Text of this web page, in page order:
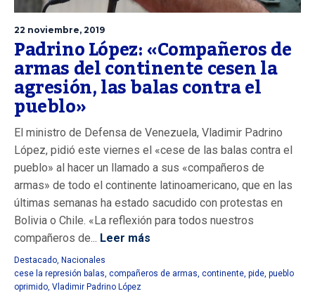
22 noviembre, 2019
Padrino López: «Compañeros de
armas del continente cesen la
agresión, las balas contra el
pueblo»
El ministro de Defensa de Venezuela, Vladimir Padrino
López, pidió este viernes el «cese de las balas contra el
pueblo» al hacer un llamado a sus «compañeros de
armas» de todo el continente latinoamericano, que en las
últimas semanas ha estado sacudido con protestas en
Bolivia o Chile. «La reflexión para todos nuestros
compañeros de... Leer más
Destacado Nacionales
cese la represión balas compañeros de armas continente pide pueblo
oprimido Vladimir Padrino López